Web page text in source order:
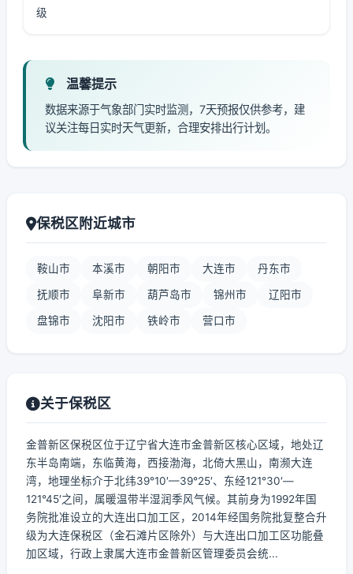
级
温馨提示
数据来源于气象部门实时监测，7天预报仅供参考，建
议关注每日实时天气更新，合理安排出行计划。
保税区附近城市
鞍山市 本溪市 朝阳市 大连市 丹东市
抚顺市 阜新市 葫芦岛市 锦州市 辽阳市
盘锦市 沈阳市 铁岭市 营口市
关于保税区
金普新区保税区位于辽宁省大连市金普新区核心区域，地处辽
东半岛南端，东临黄海，西接渤海，北倚大黑山，南濒大连
湾，地理坐标介于北纬39°10′—39°25′、东经121°30′—
121°45′之间，属暖温带半湿润季风气候。其前身为1992年国
务院批准设立的大连出口加工区，2014年经国务院批复整合升
级为大连保税区（金石滩片区除外）与大连出口加工区功能叠
加区域，行政上隶属大连市金普新区管理委员会统...